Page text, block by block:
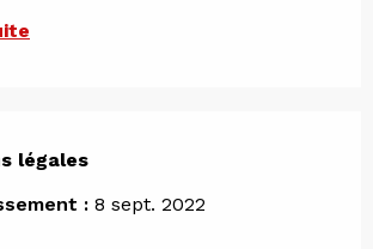
légales
légales
: 8 sept. 2022